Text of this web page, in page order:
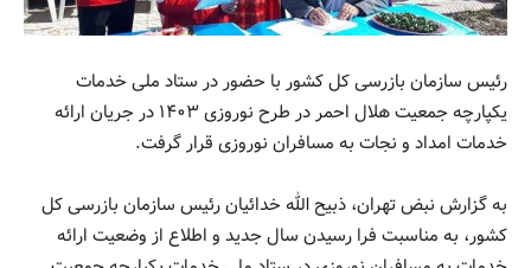
رئیس سازمان بازرسی کل کشور با حضور در ستاد ملی خدمات
یکپارچه جمعیت هلال احمر در طرح نوروزی ۱۴۰۳ در جریان ارائه
خدمات امداد و نجات به مسافران نوروزی قرار گرفت.
به گزارش نبض تهران، ذبیح الله خدائیان رئیس سازمان بازرسی کل
کشور، به مناسبت فرا رسیدن سال جدید و اطلاع از وضعیت ارائه